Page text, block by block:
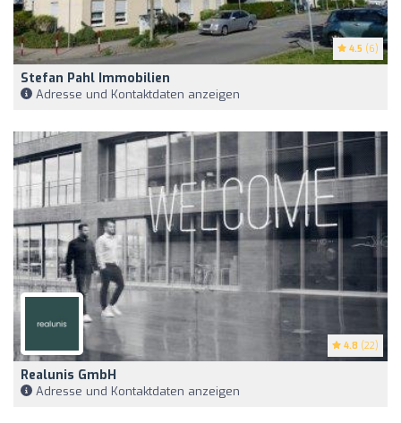
4.5 (6)
Stefan Pahl Immobilien
Adresse und Kontaktdaten anzeigen
4.8 (22)
Realunis GmbH
Adresse und Kontaktdaten anzeigen